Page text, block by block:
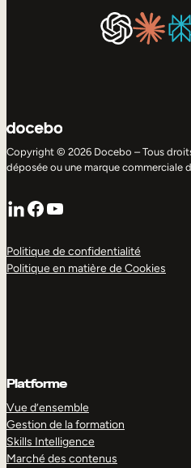
Copyright © 2026 Docebo – Tous
déposée ou une marque commerciale
LinkedIn
Facebook
YouTube
Politique de confidentialité
Politique en matière de Cookies
Platforme
Vue d’ensemble
Gestion de la formation
Skills Intelligence
Marché des contenus